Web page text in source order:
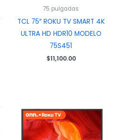
75 pulgadas
TCL 75″ ROKU TV SMART 4K
ULTRA HD HDR10 MODELO
75S451
$11,100.00